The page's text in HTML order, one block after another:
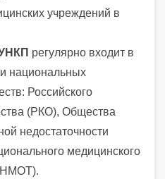
учреждений в
регулярно входит в
национальных
Российского
(РКО), Общества
недостаточности
медицинского